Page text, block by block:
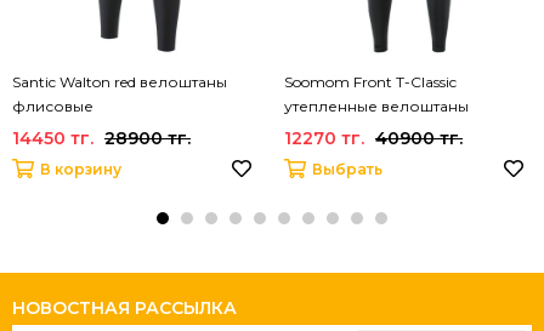
Santic Walton red велоштаны
флисовые
14450 тг. 28900 тг.
В корзину
Soomom Front T-Classic
утепленные велоштаны
12270 тг. 40900 тг.
Выбрать
НОВОСТНАЯ РАССЫЛКА